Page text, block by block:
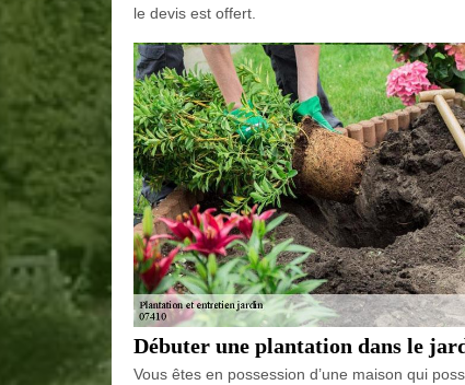
le devis est offert.
Débuter une plantation dans le
Vous êtes en possession d’une maison qui